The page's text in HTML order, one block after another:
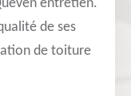
entretien.
de ses
de toiture